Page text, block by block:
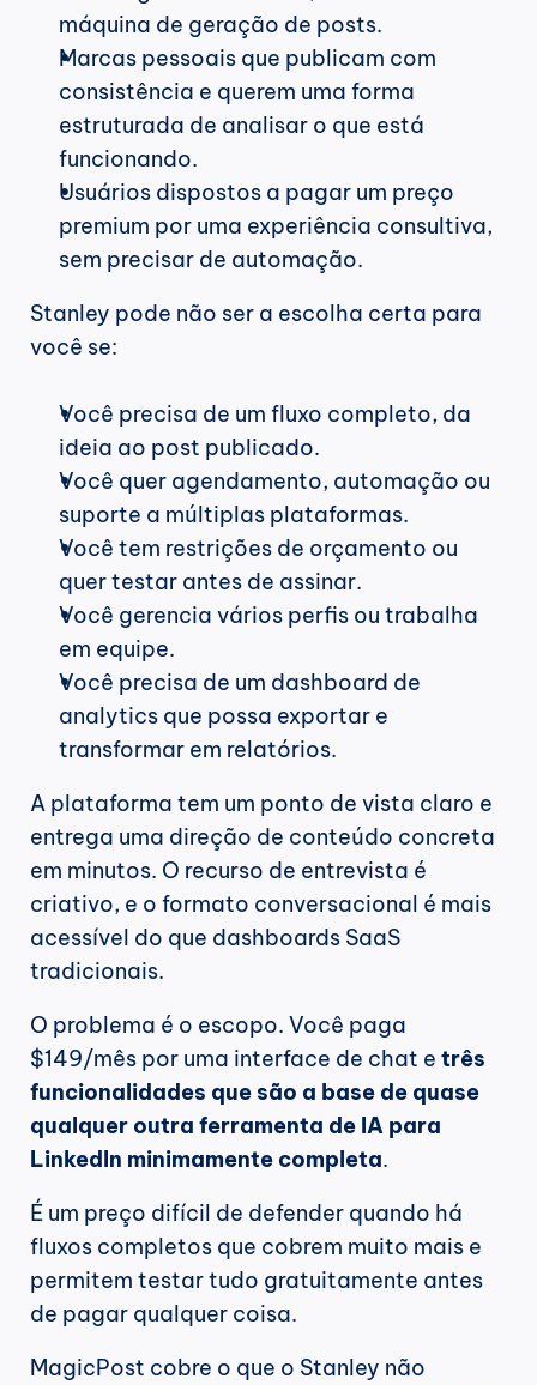
máquina de geração de posts.
Marcas pessoais que publicam com
consistência e querem uma forma
estruturada de analisar o que está
funcionando.
Usuários dispostos a pagar um preço
premium por uma experiência consultiva,
sem precisar de automação.
Stanley pode não ser a escolha certa para
você se:
Você precisa de um fluxo completo, da
ideia ao post publicado.
Você quer agendamento, automação ou
suporte a múltiplas plataformas.
Você tem restrições de orçamento ou
quer testar antes de assinar.
Você gerencia vários perfis ou trabalha
em equipe.
Você precisa de um dashboard de
analytics que possa exportar e
transformar em relatórios.
A plataforma tem um ponto de vista claro e
entrega uma direção de conteúdo concreta
em minutos. O recurso de entrevista é
criativo, e o formato conversacional é mais
acessível do que dashboards SaaS
tradicionais.
O problema é o escopo. Você paga
$149/mês por uma interface de chat e três
funcionalidades que são a base de quase
qualquer outra ferramenta de IA para
LinkedIn minimamente completa.
É um preço difícil de defender quando há
fluxos completos que cobrem muito mais e
permitem testar tudo gratuitamente antes
de pagar qualquer coisa.
MagicPost cobre o que o Stanley não